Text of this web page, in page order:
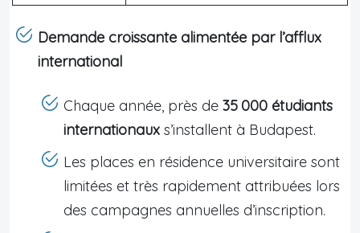
Demande croissante alimentée par l’afflux
international
Chaque année, près de 35 000 étudiants
internationaux s’installent à Budapest.
Les places en résidence universitaire sont
limitées et très rapidement attribuées lors
des campagnes annuelles d’inscription.